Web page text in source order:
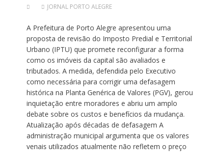
JORNAL PORTO ALEGRE
A Prefeitura de Porto Alegre apresentou uma
proposta de revisão do Imposto Predial e Territorial
Urbano (IPTU) que promete reconfigurar a forma
como os imóveis da capital são avaliados e
tributados. A medida, defendida pelo Executivo
como necessária para corrigir uma defasagem
histórica na Planta Genérica de Valores (PGV), gerou
inquietação entre moradores e abriu um amplo
debate sobre os custos e benefícios da mudança.
Atualização após décadas de defasagem A
administração municipal argumenta que os valores
venais utilizados atualmente não refletem o preço